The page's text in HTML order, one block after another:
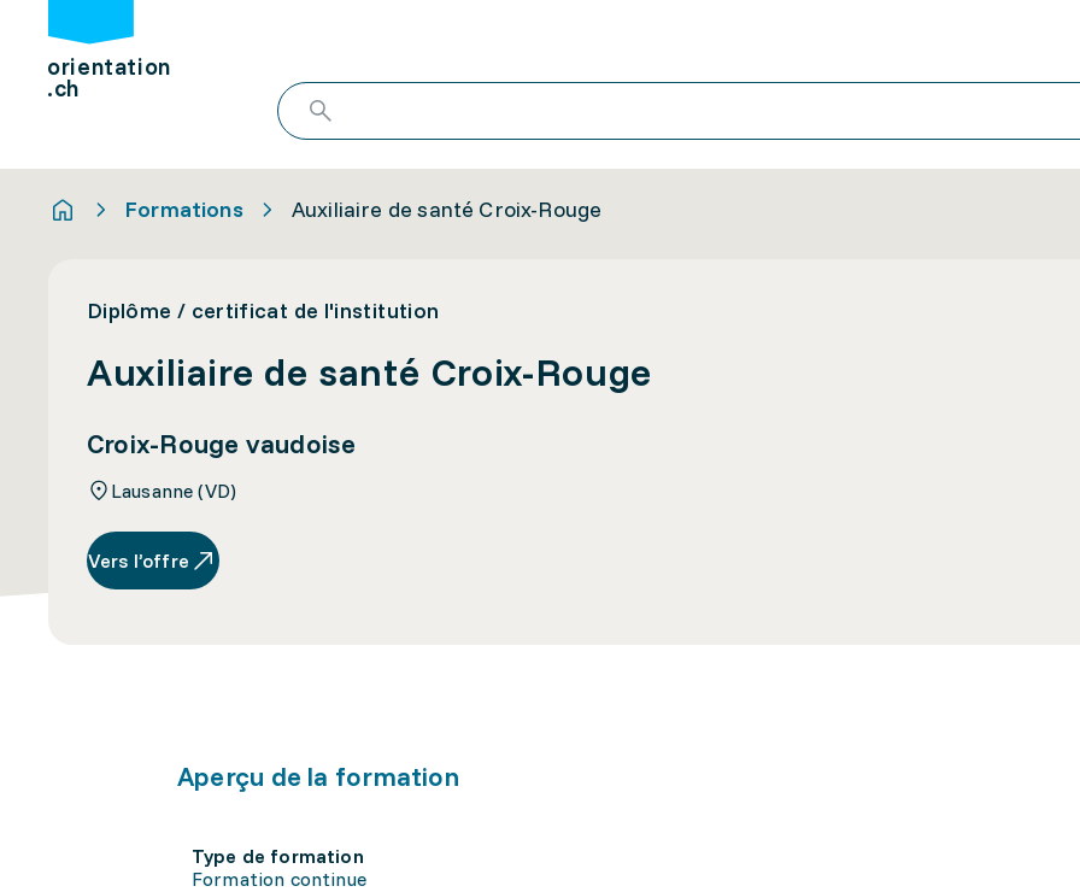
orientation
.ch
Formations Auxiliaire de santé Croix-Rouge
Diplôme / certificat de l'institution
Auxiliaire de santé Croix-Rouge
Croix-Rouge vaudoise
Lausanne (VD)
Vers l’offre
Aperçu de la formation
Type de formation
Formation continue